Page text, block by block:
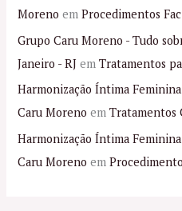
Moreno emProcedimentos
Grupo Caru Moreno - Tudo
Janeiro - RJ emTratamentos
Harmonização Íntima
Caru Moreno emTratamentos
Harmonização Íntima
Caru Moreno em